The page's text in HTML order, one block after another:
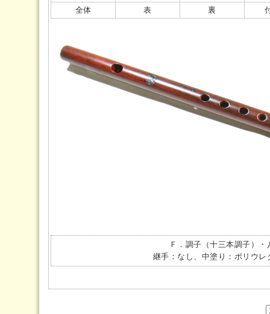
全体 表 裏
Ｆ．調子（十三本調子）・
継手：なし、中塗り：ポリウレ